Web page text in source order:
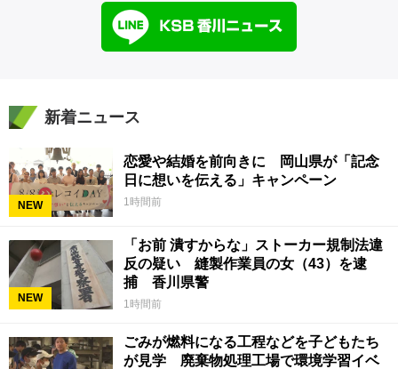
新着ニュース
NEW
恋愛や結婚を前向きに 岡山県が「記念
日に想いを伝える」キャンペーン
1時間前
NEW
「お前 潰すからな」ストーカー規制法違
反の疑い 縫製作業員の女（43）を逮
捕 香川県警
1時間前
ごみが燃料になる工程などを子どもたち
が見学 廃棄物処理工場で環境学習イベ